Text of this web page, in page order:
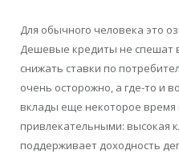
Для обычного человека это
Дешевые кредиты не спешат
снижать ставки по
очень осторожно, а где-то и
вклады еще некоторое время
привлекательными: высокая
поддерживает доходность